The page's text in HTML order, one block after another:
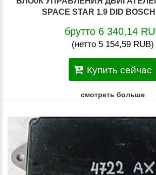
SPACE STAR 1.9 DID
брутто 6 340,14
(нетто 5 154,59 RUB)
Купить сейчас
смотреть больше